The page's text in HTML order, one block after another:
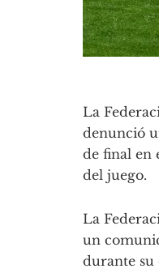
La
denunció
de final en
del juego.
La
un
durante su